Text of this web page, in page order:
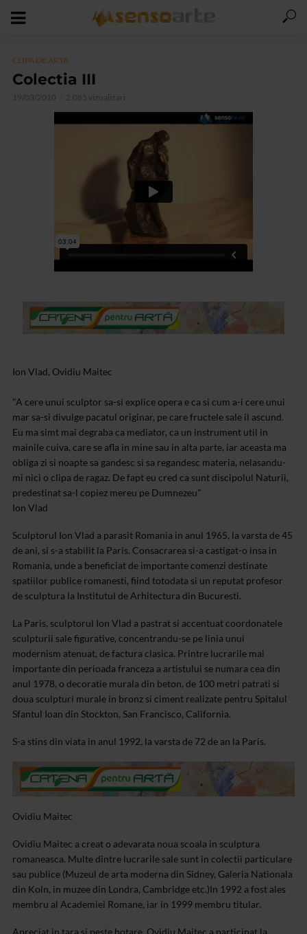
CLIPA DE ARTA
Colectia III
19/03/2010 2.085 vizualizari
Ion Vlad, Ovidiu Maitec
"A cere unui sculptor sa-si explice opera e ca si cum a-i cere unui
mar sa-si divulge pacatul originar, pe care fructele sale il ascund.
Eu ma simt mai degraba ca mediator, ca un instrument util in
mainile cuiva, care se afla in mine sau in alta parte, iar aceasta ma
obliga zi si noapte sa gandesc si sa regandesc materia, nelasandu-
mi nici o clipa de ragaz. De fapt eu cred ca sunt discipolul Naturii,
predestinat sa-l copiez mereu pe Dumnezeu"
Ion Vlad
Sculptorul Ion Vlad a parasit Romania in anul 1965, la varsta de 45
de ani, si s-a stabilit la Paris. Consacrarea si-a castigat-o insa in
Romania, unde a beneficiat de importante comenzi destinate
spatiilor publice romanesti, fiind totodata si un reputat profesor
de sculptura la Institutul de Arhitectura din Bucuresti.
La Paris, sculptorul Ion Vlad a pastrat si accentuat coordonatele
sculpturii sale figurative, concentrandu-se pe linia unui
modernism atenuat, de factura clasica. Printre lucrarile mai
importante din perioada franceza a artistului se numara cea din
anul 1978, o decoratie murala din beton, de 100 metri patrati si
doua sculpturi murale in bronz si ciment realizate pentru Spitalul
Sfantul Ioan din Stockton, San Francisco, California.
S-a stins din viata in anul 1992, la varsta de 72 de an la Paris.
Ovidiu Maitec
Ovidiu Maitec a creat o adevarata noua scoala in sculptura
romaneasca. Multe dintre lucrarile sale sunt in colectii particulare
sau publice (Muzeul de arta moderna din Sidney, Galeria Nationala
din Koln, in muzee din Londra, Cambridge etc.)In 1992 a fost ales
membru al Academiei Romane, iar in 1999 membru titular.